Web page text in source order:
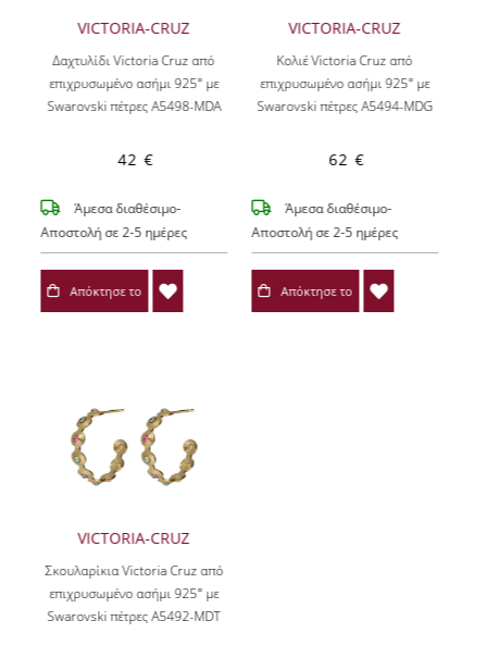
VICTORIA-CRUZ
Δαχτυλίδι Victoria Cruz από
επιχρυσωμένο ασήμι 925° με
Swarovski πέτρες A5498-MDA
42 €
Άμεσα διαθέσιμο-
Αποστολή σε 2-5 ημέρες
Απόκτησε το
VICTORIA-CRUZ
Κολιέ Victoria Cruz από
επιχρυσωμένο ασήμι 925° με
Swarovski πέτρες A5494-MDG
62 €
Άμεσα διαθέσιμο-
Αποστολή σε 2-5 ημέρες
Απόκτησε το
VICTORIA-CRUZ
Σκουλαρίκια Victoria Cruz από
επιχρυσωμένο ασήμι 925° με
Swarovski πέτρες A5492-MDT